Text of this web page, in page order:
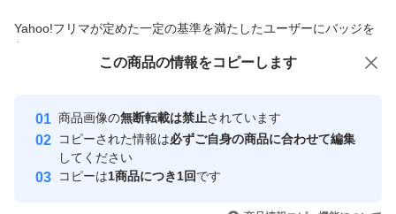
Yahoo!フリマが定めた一定の基準を満たしたユーザーにバッジを
付与しています
安心取引出品者
心・安全なユーザーです
取引実績
引を完了させた実績があります
この商品の情報をコピーします
商品画像の無断転載は禁止されています
コピーされた情報は必ずご自身の商品に合わせて編集
してください
コピーは1商品につき1回です
この商品をみている人にオススメ